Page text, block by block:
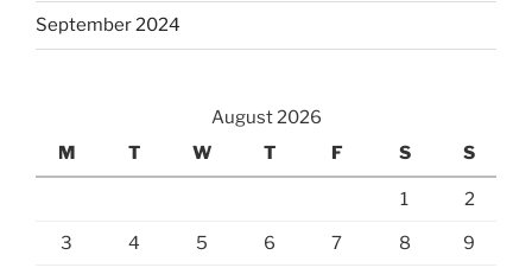
September 2024
August 2026
M
T W T F S S
1 2
3 4 5 6 7 8 9